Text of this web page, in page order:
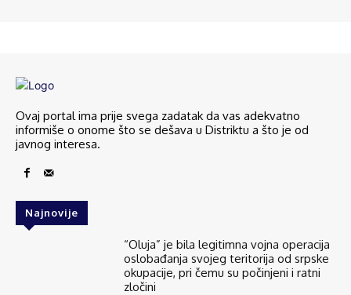
Ovaj portal ima prije svega zadatak da vas adekvatno
informiše o onome što se dešava u Distriktu a što je od
javnog interesa.
Najnovije
“Oluja” je bila legitimna vojna operacija
oslobađanja svojeg teritorija od srpske
okupacije, pri čemu su počinjeni i ratni
zločini